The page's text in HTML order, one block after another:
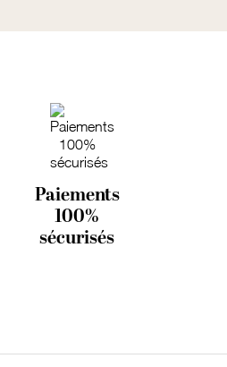
Paiements
100%
sécurisés